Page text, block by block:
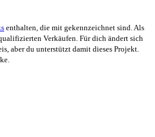
enthalten, die mit gekennzeichnet sind. Als
Verkäufen. Für dich ändert sich
aber du unterstützt damit dieses Projekt.